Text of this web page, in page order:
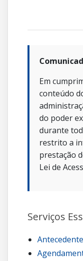
Em
conteúdo
do poder
durante
restrito a
prestação
Lei de
Serviços